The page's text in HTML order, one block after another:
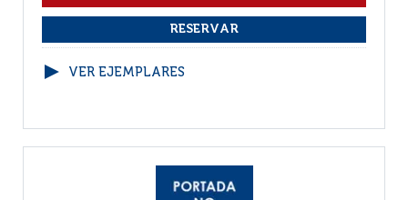
VER EJEMPLARES